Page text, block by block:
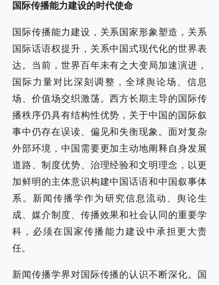
国际传播能力建设的时代使命
国际传播能力建设，关系国家形象塑造，关系
国际话语权提升，关系中国式现代化的世界表
达。当前，世界百年未有之大变局加速演进，
国际力量对比深刻调整，全球舆论场、信息
场、价值场交织激荡。西方长期主导的国际传
播秩序仍具有结构性优势，关于中国的国际叙
事中仍存在误读、偏见和失衡现象。面对复杂
外部环境，中国需要更加主动地阐释自身发展
道路、制度优势、治理经验和文明理念，以更
加鲜明的主体意识构建中国话语和中国叙事体
系。新闻传播学作为研究信息流动、舆论生
成、媒介制度、传播效果和社会认同的重要学
科，必须在国家传播能力建设中承担更大责
任。
新闻传播学界对国际传播的认识不断深化。国